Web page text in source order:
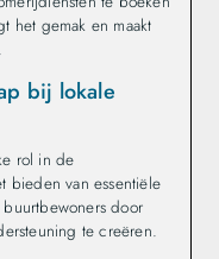
het gemak en maakt
bij lokale
rol in de
bieden van essentiële
door
te creëren.